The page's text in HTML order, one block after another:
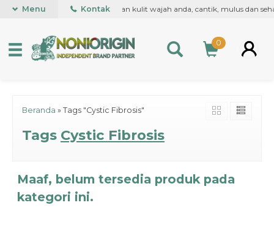
kali di dunia, untuk kesehatan kulit wajah anda, cantik, mulus dan
Menu Kontak
0
Beranda » Tags "Cystic Fibrosis"
Tags Cystic Fibrosis
Maaf, belum tersedia produk pada
kategori ini.